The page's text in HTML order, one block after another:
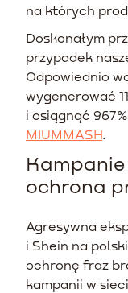
na których
Doskonałym
przypadek
Odpowiednio
wygenerować
i osiągnąć
MIUMMASH.
ochrona
Agresywna
i Shein na
ochronę fraz
kampanii w